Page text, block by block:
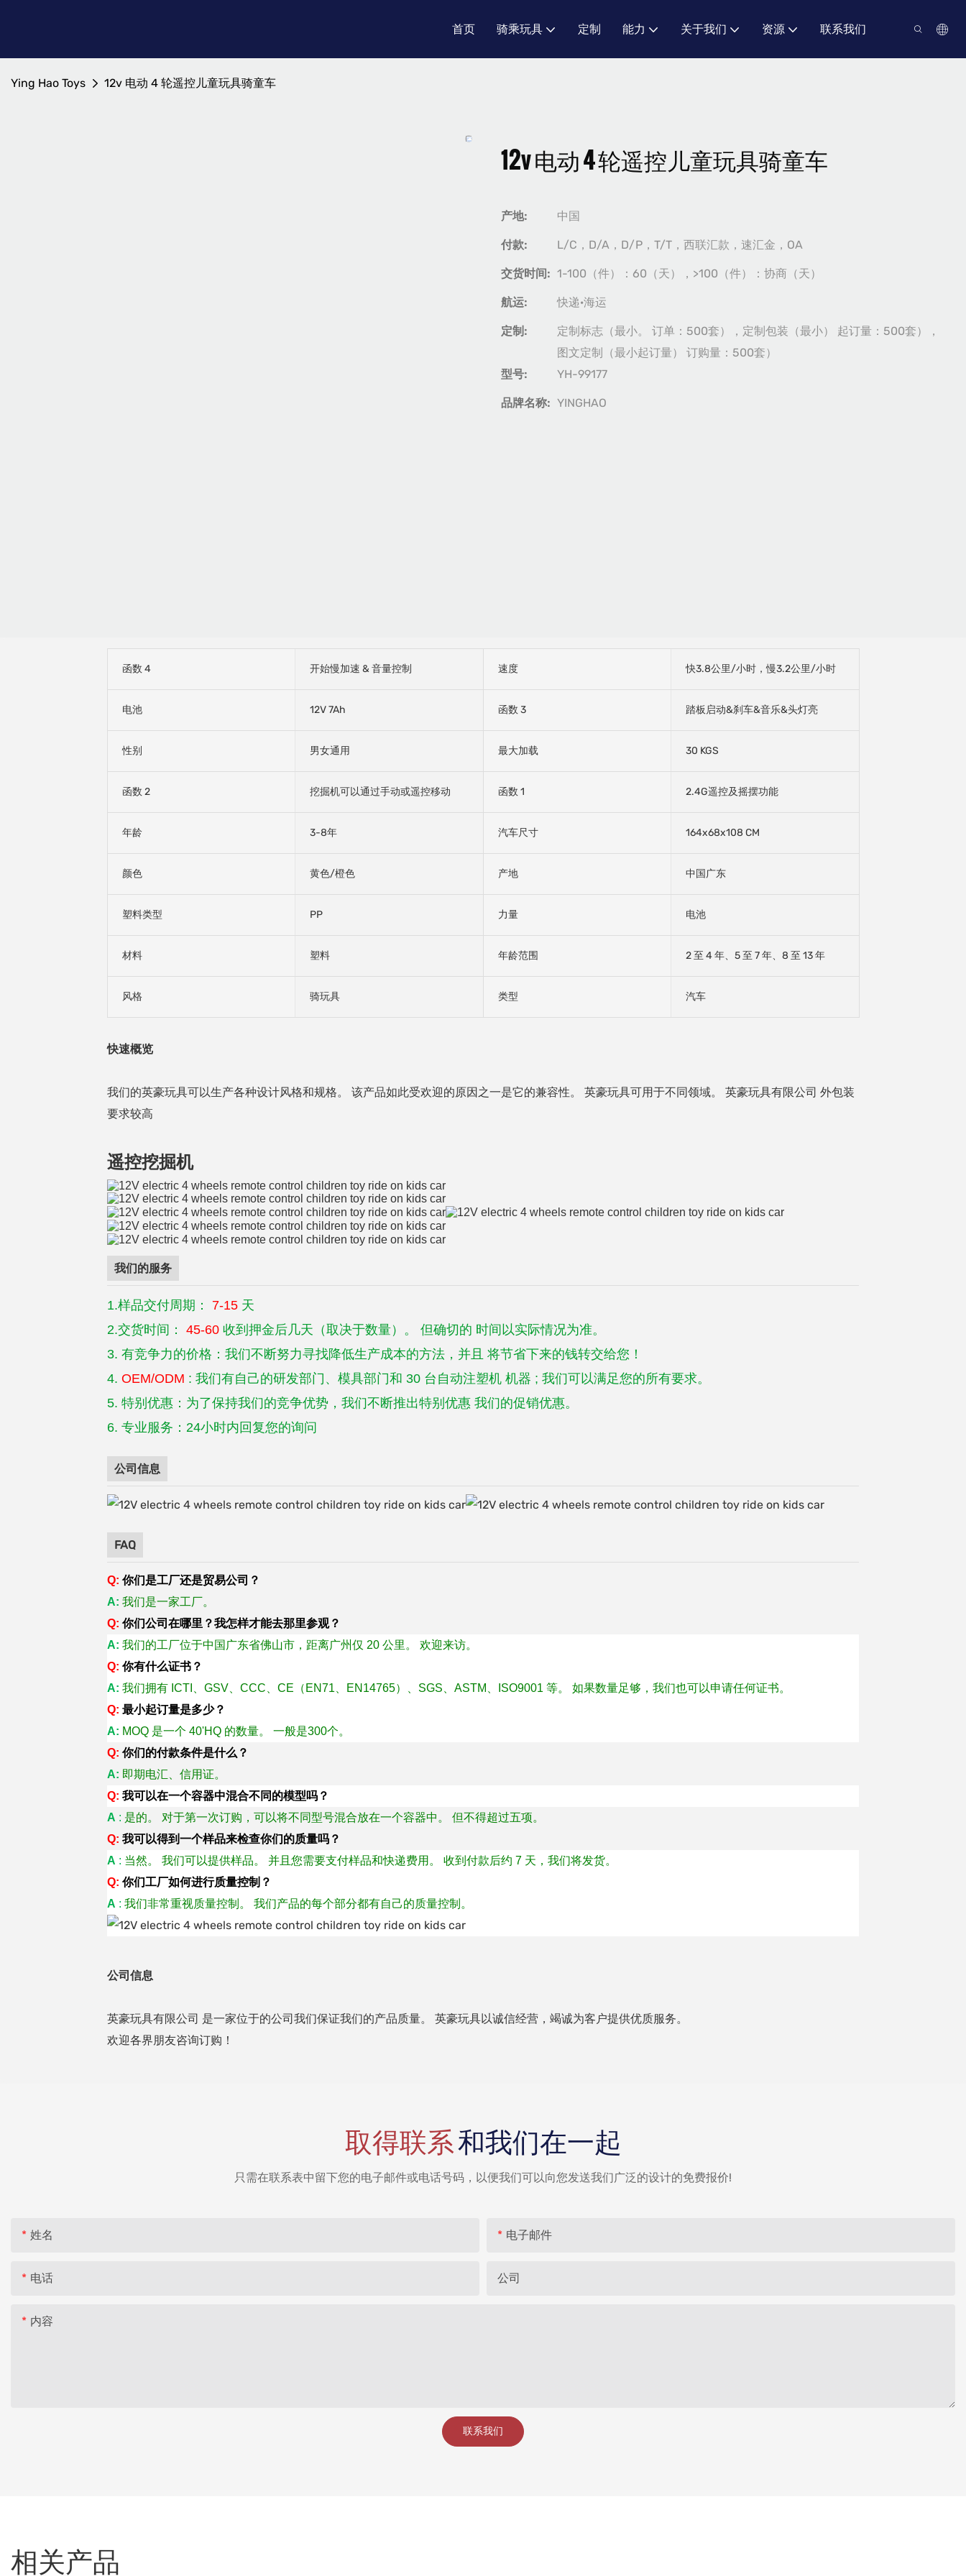
首页 骑乘玩具 定制 能力 关于我们 资源 联系我们
Ying Hao Toys 12v 电动 4 轮遥控儿童玩具骑童车
12v 电动 4 轮遥控儿童玩具骑童车
产地: 中国
付款: L/C，D/A，D/P，T/T，西联汇款，速汇金，OA
交货时间: 1-100（件）：60（天），>100（件）：协商（天）
航运: 快递·海运
定制:
定制标志（最小。 订单：500套），定制包装（最小） 起订量：500套），
图文定制（最小起订量） 订购量：500套）
型号:
YH-99177
品牌名称: YINGHAO
函数 4 开始慢加速 & 音量控制 速度 快3.8公里/小时，慢3.2公里/小时
电池 12V 7Ah 函数 3 踏板启动&刹车&音乐&头灯亮
性别 男女通用 最大加载 30 KGS
函数 2 挖掘机可以通过手动或遥控移动 函数 1 2.4G遥控及摇摆功能
年龄 3-8年 汽车尺寸 164x68x108 CM
颜色 黄色/橙色 产地 中国广东
塑料类型 PP 力量 电池
材料 塑料 年龄范围 2 至 4 年、5 至 7 年、8 至 13 年
风格 骑玩具 类型 汽车
快速概览
我们的英豪玩具可以生产各种设计风格和规格。 该产品如此受欢迎的原因之一是它的兼容性。 英豪玩具可用于不同领域。 英豪玩具有限公司 外包装
要求较高
遥控挖掘机
我们的服务
1.样品交付周期： 7-15 天
2.交货时间：45-60收到押金后几天（取决于数量）。 但确切的 时间以实际情况为准。
3.有竞争力的价格：我们不断努力寻找降低生产成本的方法，并且将节省下来的钱转交给您！
4.OEM/ODM : 我们有自己的研发部门、模具部门和 30 台自动注塑机机器 ;我们可以满足您的所有要求。
5. 特别优惠：为了保持我们的竞争优势，我们不断推出特别优惠我们的促销优惠。
6. 专业服务：24小时内回复您的询问
公司信息
FAQ
Q:你们是工厂还是贸易公司？
A:我们是一家工厂。
Q:你们公司在哪里？我怎样才能去那里参观？
A:我们的工厂位于中国广东省佛山市，距离广州仅 20 公里。 欢迎来访。
Q:你有什么证书？
A:我们拥有 ICTI、GSV、CCC、CE（EN71、EN14765）、SGS、ASTM、ISO9001 等。 如果数量足够，我们也可以申请任何证书。
Q:最小起订量是多少？
A: MOQ 是一个 40'HQ 的数量。 一般是300个。
Q:你们的付款条件是什么？
A: 即期电汇、信用证。
Q:我可以在一个容器中混合不同的模型吗？
A : 是的。 对于第一次订购，可以将不同型号混合放在一个容器中。 但不得超过五项。
Q:我可以得到一个样品来检查你们的质量吗？
A : 当然。 我们可以提供样品。 并且您需要支付样品和快递费用。 收到付款后约 7 天，我们将发货。
Q:你们工厂如何进行质量控制？
A : 我们非常重视质量控制。 我们产品的每个部分都有自己的质量控制。
公司信息
英豪玩具有限公司 是一家位于的公司我们保证我们的产品质量。 英豪玩具以诚信经营，竭诚为客户提供优质服务。
欢迎各界朋友咨询订购！
取得联系和我们在一起
只需在联系表中留下您的电子邮件或电话号码，以便我们可以向您发送我们广泛的设计的免费报价!
姓名 电子邮件
电话 公司
内容
联系我们
相关产品